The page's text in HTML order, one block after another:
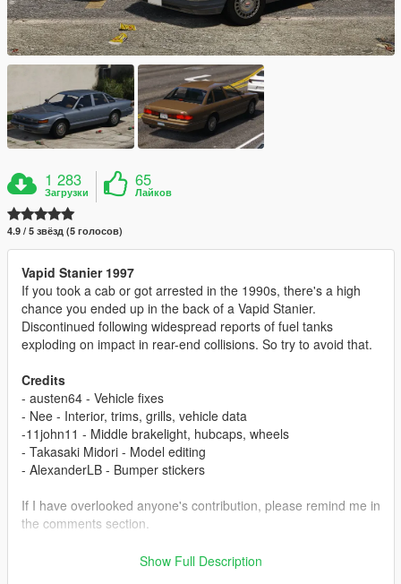
1 283
Загрузки
65
Лайков
4.9 / 5 звёзд (5 голосов)
Vapid Stanier 1997
If you took a cab or got arrested in the 1990s, there's a high
chance you ended up in the back of a Vapid Stanier.
Discontinued following widespread reports of fuel tanks
exploding on impact in rear-end collisions. So try to avoid that.
Credits
- austen64 - Vehicle fixes
- Nee - Interior, trims, grills, vehicle data
-11john11 - Middle brakelight, hubcaps, wheels
- Takasaki Midori - Model editing
- AlexanderLB - Bumper stickers
If I have overlooked anyone's contribution, please remind me in
the comments section.
Show Full Description